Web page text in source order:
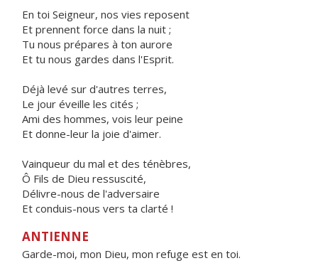
En toi Seigneur, nos vies reposent
Et prennent force dans la nuit ;
Tu nous prépares à ton aurore
Et tu nous gardes dans l'Esprit.
Déjà levé sur d'autres terres,
Le jour éveille les cités ;
Ami des hommes, vois leur peine
Et donne-leur la joie d'aimer.
Vainqueur du mal et des ténèbres,
Ô Fils de Dieu ressuscité,
Délivre-nous de l'adversaire
Et conduis-nous vers ta clarté !
ANTIENNE
Garde-moi, mon Dieu, mon refuge est en toi.